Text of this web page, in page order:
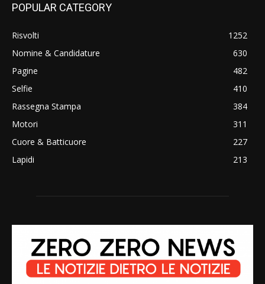
POPULAR CATEGORY
Risvolti
1252
Nomine & Candidature
630
Pagine
482
Selfie
410
Rassegna Stampa
384
Motori
311
Cuore & Batticuore
227
Lapidi
213